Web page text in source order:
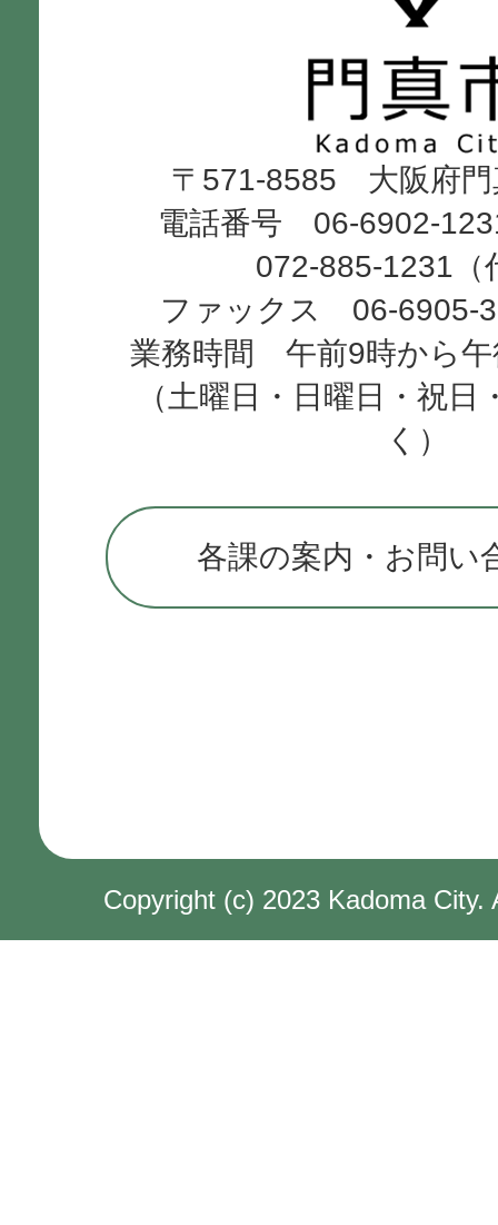
市
Kadoma
City
〒571-8585 大阪府門
電話番号 06-6902-
072-885-1231（
ファックス 06-6905-
業務時間 午前9時から午
（土曜日・日曜日・祝日
く）
各課の案内・お問い
Copyright (c) 2023 Kadoma City.